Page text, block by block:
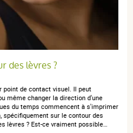
programme
des lèvres ?
point de contact visuel. Il peut
même changer la direction d'une
du temps commencent à s'imprimer
sur le contour des
lèvres ? Est-ce vraiment possible…